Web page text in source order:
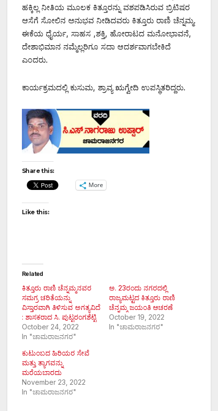
ಹಕ್ಕಿಲ್ಲ ನೀತಿಯ ಮೂಲಕ ಕಿತ್ತೂರನ್ನು ವಶಪಡಿಸಿರುವ ಬ್ರಿಟಿಷರ
ಆಸೆಗೆ ಸೋಲಿನ ಅನುಭವ ನೀಡಿದವರು ಕಿತ್ತೂರು ರಾಣಿ ಚೆನ್ನಮ್ಮ.
ಈಕೆಯ ಧೈರ್ಯ, ಸಾಹಸ ,ಶಕ್ತಿ, ಹೋರಾಟದ ಮನೋಭಾವನೆ,
ದೇಶಾಭಿಮಾನ ನಮ್ಮೆಲ್ಲರಿಗೂ ಸದಾ ಆದರ್ಶವಾಗಬೇಕಿದೆ
ಎಂದರು.
ಕಾರ್ಯಕ್ರಮದಲ್ಲಿ ಕುಸುಮ, ಶ್ರಾವ್ಯ ಋಗ್ವೇದಿ ಉಪಸ್ಥಿತರಿದ್ದರು.
Share this:
More
Like this:
Related
ಕಿತ್ತೂರು ರಾಣಿ ಚೆನ್ನಮ್ಮನವರ
ಸಮಗ್ರ ಚರಿತೆಯನ್ನು
ವಿಸ್ತಾರವಾಗಿ ತಿಳಿಸುವ ಅಗತ್ಯವಿದೆ
: ಶಾಸಕರಾದ ಸಿ. ಪುಟ್ಟರಂಗಶೆಟ್ಟಿ
October 24, 2022
In "ಚಾಮರಾಜನಗರ"
ಅ. 23ರಂದು ನಗರದಲ್ಲಿ
ರಾಜ್ಯಮಟ್ಟದ ಕಿತ್ತೂರು ರಾಣಿ
ಚೆನ್ನಮ್ಮ ಜಯಂತಿ ಆಚರಣೆ
October 19, 2022
In "ಚಾಮರಾಜನಗರ"
ಕುಟುಂಬದ ಹಿರಿಯರ ಸೇವೆ
ಮತ್ತು ತ್ಯಾಗವನ್ನು
ಮರೆಯಬಾರದು
November 23, 2022
In "ಚಾಮರಾಜನಗರ"